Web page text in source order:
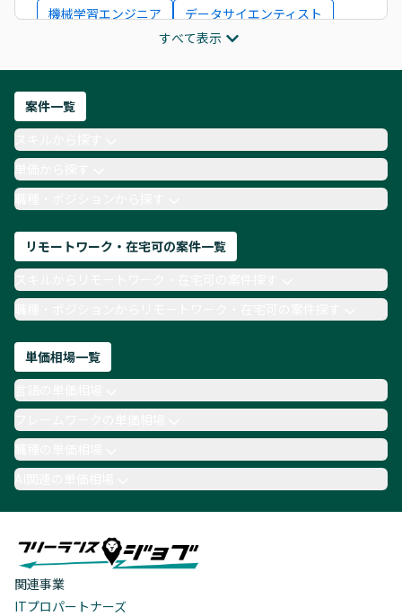
機械学習エンジニア
データサイエンティスト
ITコンサルタント
フロントエンドエンジニア
ネットワークエンジニア
AIエンジニア
Webデザイナー
月収100万円 業務委託
COBOL
Ruby
TypeScript
Laravel AWS
すべて表示
案件一覧
単価から探す
職種・ポジションから探す
リモートワーク・在宅可の案件一覧
職種・ポジションからリモートワーク・在宅可の案件探す
単価相場一覧
職種の単価相場
AI関連の単価相場
関連事業
ITプロパートナーズ